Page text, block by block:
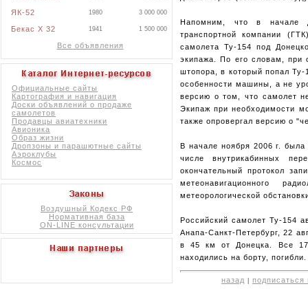
ЯК-52 1980 3 000 000
Бекас X 32 1941 1 500 000
Все объявления
Официальные сайты
Картография и навигация
Доски объявлений о продаже
самолетов
Продавцы авиатехники
Авионика
Образ жизни
Дропзоны и парашютные сайты
Аэроклубы
Космос
Воздушный Кодекс РФ
Нормативная база
ON-LINE консультации
Напомним, что в начале
транспортной компании
самолета Ту-154 под
экипажа. По его словам, при
штопора, в который попал Ту-
особенности машины, а не
версию о том, что самолет
Экипаж при необходимости
также опровергал версию о
В начале ноября 2006 г.
числе внутрикабинных
окончательный протокол
метеонавигационного
метеорологической
Российский самолет Ту-154
Анапа-Санкт-Петербург, 22
в 45 км от Донецка. Все
находились на борту, погибли.
назад подписаться